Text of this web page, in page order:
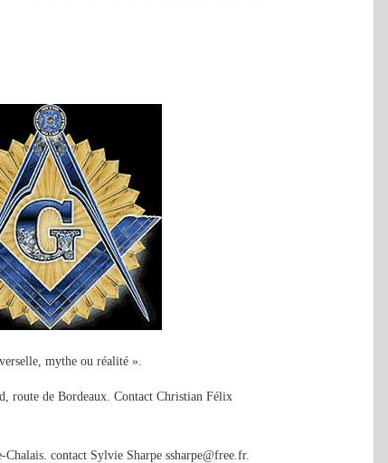
mythe ou réalité ».
route de Bordeaux. Contact Christian Félix
contact Sylvie Sharpe ssharpe@free.fr.